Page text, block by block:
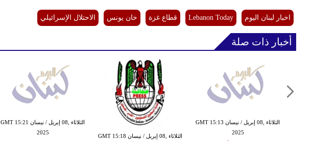
اخبار لبنان اليوم Lebanon Today قطاع غزة خان يونس الاحتلال الإسرائيلي
أخبار ذات صلة
الثلاثاء ,08 إبريل / نيسان GMT 15:21
2025
الثلاثاء ,08 إبريل / نيسان GMT 15:18
الثلاثاء ,08 إبريل / نيسان GMT 15:13
2025